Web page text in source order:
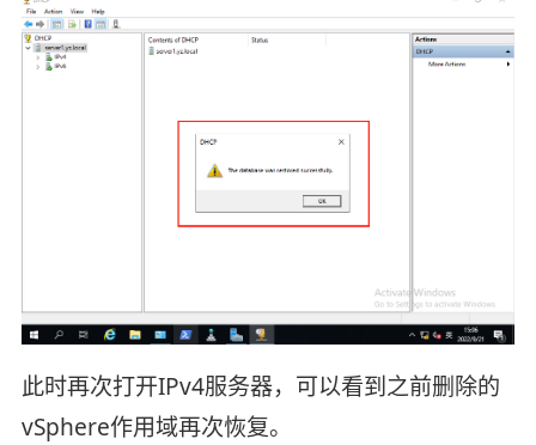
此时再次打开IPv4服务器，可以看到之前删除的
vSphere作用域再次恢复。